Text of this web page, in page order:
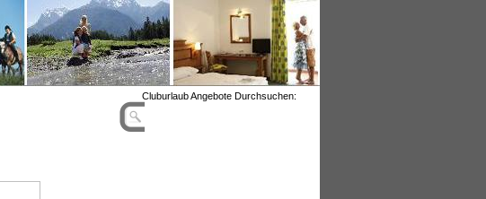
Cluburlaub Angebote Durchsuchen: